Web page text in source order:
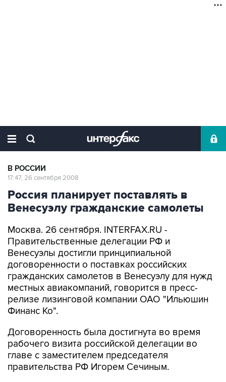
В РОССИИ
17:47, 26 сентября 2008
Россия планирует поставлять в
Венесуэлу гражданские самолеты
Москва. 26 сентября. INTERFAX.RU -
Правительственные делегации РФ и
Венесуэлы достигли принципиальной
договоренности о поставках российских
гражданских самолетов в Венесуэлу для нужд
местных авиакомпаний, говорится в пресс-
релизе лизинговой компании ОАО "Ильюшин
Финанс Ко".
Договоренность была достигнута во время
рабочего визита российской делегации во
главе с заместителем председателя
правительства РФ Игорем Сечиным.